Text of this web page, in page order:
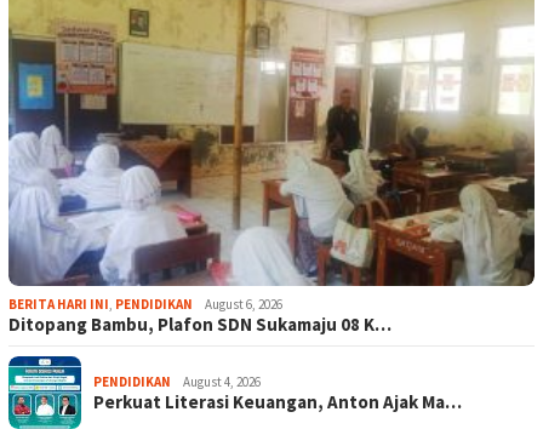
BERITA HARI INI, PENDIDIKAN August 6, 2026
Ditopang Bambu, Plafon SDN Sukamaju 08 K…
PENDIDIKAN August 4, 2026
Perkuat Literasi Keuangan, Anton Ajak Ma…